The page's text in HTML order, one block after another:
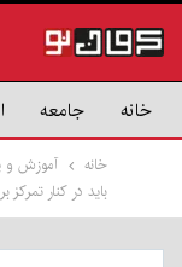
خانه جامعه
خانه
آموزش و
باید در کنار